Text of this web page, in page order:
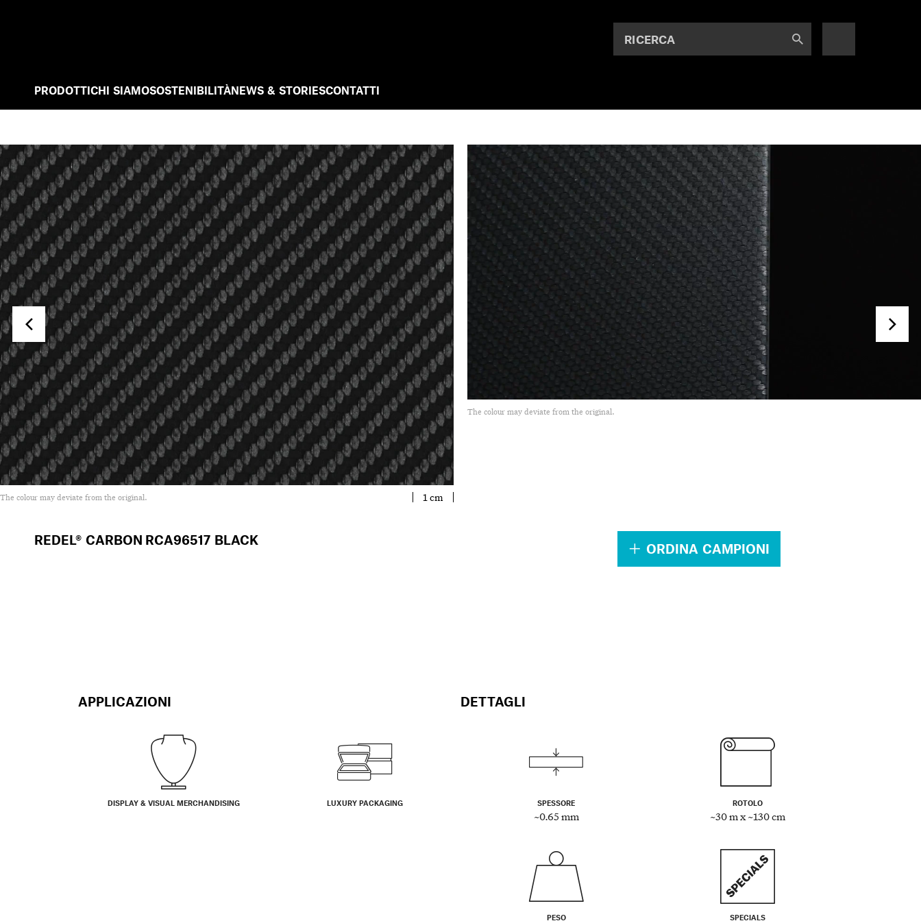
RICERCA
PRODOTTICHI SIAMOSOSTENIBILITÀNEWS & STORIESCONTATTI
The colour may deviate from the original. 1 cm
The colour may deviate from the original.
REDEL® CARBON RCA96517 BLACK
ORDINA CAMPIONI
APPLICAZIONI
DISPLAY & VISUAL MERCHANDISING LUXURY PACKAGING
DETTAGLI
SPESSORE
~0.65 mm
ROTOLO
~30 m x ~130 cm
PESO SPECIALS